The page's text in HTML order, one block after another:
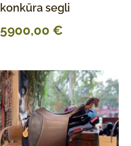
konkūra segli
5900,00 €